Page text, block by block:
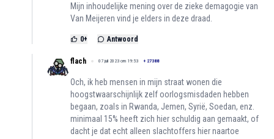
Mijn inhoudelijke mening over de zieke demagogie van
Van Meijeren vind je elders in deze draad.
0+ Antwoord
flach 07 juli 2023 om 19:53 + 27388
Och, ik heb mensen in mijn straat wonen die
hoogstwaarschijnlijk zelf oorlogsmisdaden hebben
begaan, zoals in Rwanda, Jemen, Syrië, Soedan, enz.
minimaal 15% heeft zich hier schuldig aan gemaakt, of
dacht je dat echt alleen slachtoffers hier naartoe